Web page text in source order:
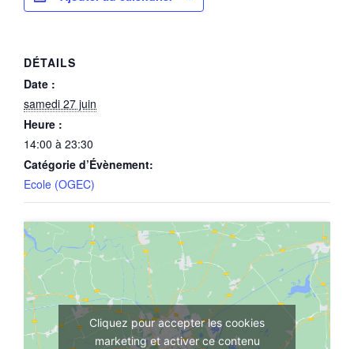
DÉTAILS
Date :
samedi 27 juin
Heure :
14:00 à 23:30
Catégorie d’Évènement:
Ecole (OGEC)
Cliquez pour accepter les cookies
marketing et activer ce contenu